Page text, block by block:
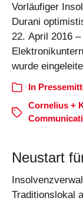
Vorläufiger
Durani
22. April 2016
wurde
In
Cornelius +
Neustart
Traditionslokal